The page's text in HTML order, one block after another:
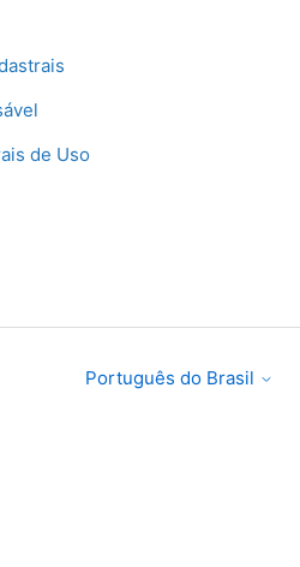
de Uso
Português do Brasil